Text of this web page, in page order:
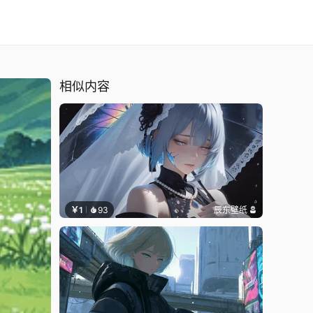
相似内容
￥1 93 辰东壁纸